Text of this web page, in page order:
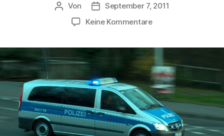
Beitragsautor
Von Veröffentlichungsdatum
September 7, 2011
Keine Kommentarezu
Hanau